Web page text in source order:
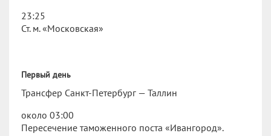
23:25
Ст. м. «Московская»
Первый день
Трансфер Санкт-Петербург — Таллин
около 03:00
Пересечение таможенного поста «Ивангород».